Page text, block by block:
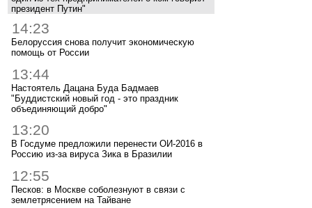
президент Путин"
14:23
Белоруссия снова получит экономическую
помощь от России
13:44
Настоятель Дацана Буда Бадмаев
"Буддистский новый год - это праздник
объединяющий добро"
13:20
В Госдуме предложили перенести ОИ-2016 в
Россию из-за вируса Зика в Бразилии
12:55
Песков: в Москве соболезнуют в связи с
землетрясением на Тайване